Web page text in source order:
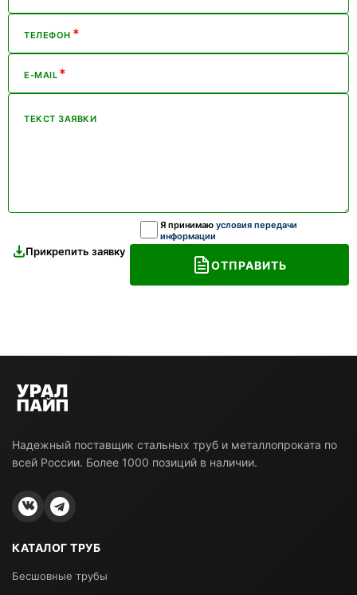
ТЕЛЕФОН *
E-MAIL *
ТЕКСТ ЗАЯВКИ
Прикрепить заявку
Я принимаю условия передачи
информации
ОТПРАВИТЬ
Надежный поставщик стальных труб и металлопроката по
всей России. Более 1000 позиций в наличии.
КАТАЛОГ ТРУБ
Бесшовные трубы